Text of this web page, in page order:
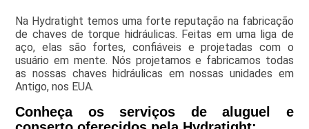
Na Hydratight temos uma forte reputação na fabricação
de chaves de torque hidráulicas. Feitas em uma liga de
aço, elas são fortes, confiáveis e projetadas com o
usuário em mente. Nós projetamos e fabricamos todas
as nossas chaves hidráulicas em nossas unidades em
Antigo, nos EUA.
Conheça os serviços de aluguel e